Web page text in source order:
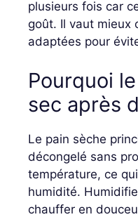
plusieurs fois car
goût. Il vaut mieux
adaptées pour
Pourquoi
sec après
Le pain sèche
décongelé sans
température, ce
humidité.
chauffer en